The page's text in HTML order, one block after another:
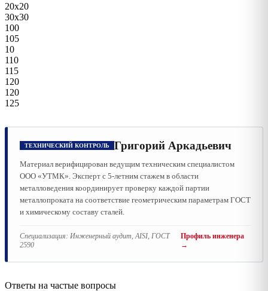
20х20
30х30
100
105
10
110
115
120
120
125
ТЕХНИЧЕСКИЙ КОНТРОЛЬ Григорий Аркадьевич
Материал верифицирован ведущим техническим специалистом
ООО «УТМК». Эксперт с 5-летним стажем в области
металловедения координирует проверку каждой партии
металлопроката на соответствие геометрическим параметрам ГОСТ
и химическому составу сталей.
Специализация: Инженерный аудит, AISI, ГОСТ
2590
Профиль инженера
→
Ответы на частые вопросы